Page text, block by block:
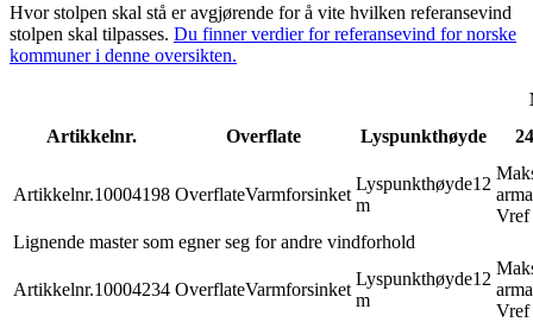
Hvor stolpen skal stå er avgjørende for å vite hvilken referansevind
stolpen skal tilpasses. Du finner verdier for referansevind for norske
kommuner i denne oversikten.
Artikkelnr.
Overflate Lyspunkthøyde
Artikkelnr.10004198 OverflateVarmforsinket
Lyspunkthøyde12
m
Vref
Lignende master som egner seg for andre vindforhold
Artikkelnr.10004234 OverflateVarmforsinket
Lyspunkthøyde12
m
Vref